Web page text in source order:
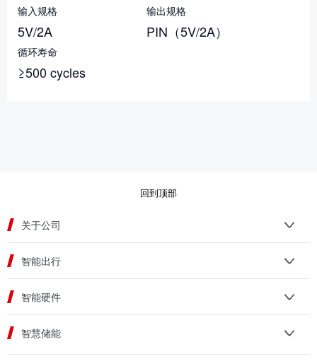
输入规格
5V/2A
输出规格
PIN（5V/2A）
循环寿命
≥500 cycles
回到顶部
关于公司
智能出行
智能硬件
智慧储能